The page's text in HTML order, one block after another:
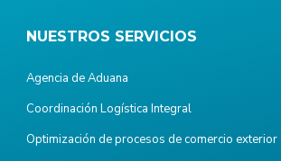
NUESTROS SERVICIOS
Agencia de Aduana
Coordinación Logística Integral
Optimización de procesos de comercio exterior